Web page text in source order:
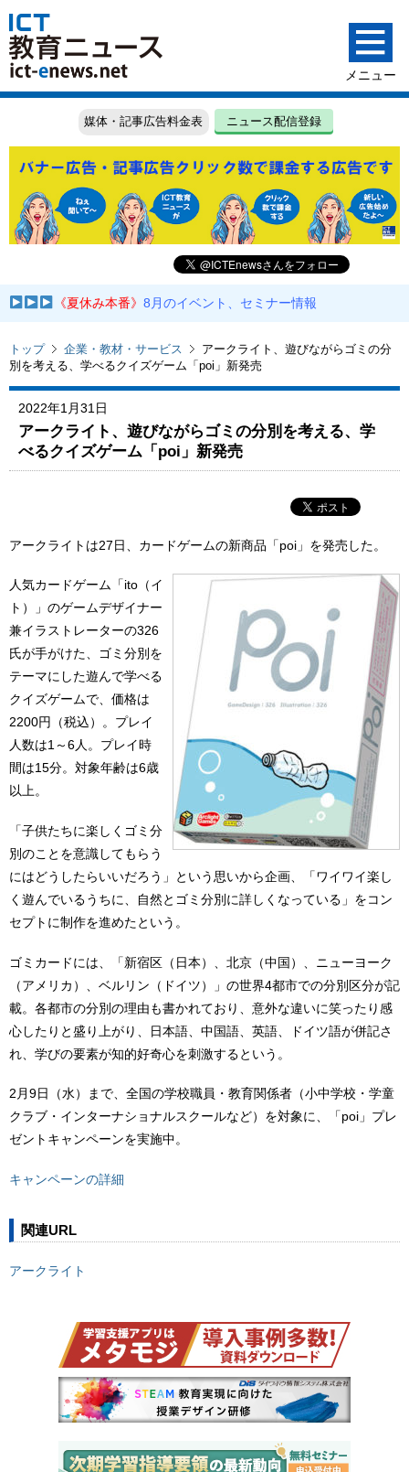
媒体・記事広告料金表 ニュース配信登録
《夏休み本番》8月のイベント、セミナー情報
トップ 企業・教材・サービス
アークライト、遊びながらゴミの分
別を考える、学べるクイズゲーム「poi」新発売
2022年1月31日
アークライト、遊びながらゴミの分別を考える、学
べるクイズゲーム「poi」新発売
アークライトは27日、カードゲームの新商品「poi」を発売した。
人気カードゲーム「ito（イ
ト）」のゲームデザイナー
兼イラストレーターの326
氏が手がけた、ゴミ分別を
テーマにした遊んで学べる
クイズゲームで、価格は
2200円（税込）。プレイ
人数は1～6人。プレイ時
間は15分。対象年齢は6歳
以上。
「子供たちに楽しくゴミ分
別のことを意識してもらう
にはどうしたらいいだろう」という思いから企画、「ワイワイ楽し
く遊んでいるうちに、自然とゴミ分別に詳しくなっている」をコン
セプトに制作を進めたという。
ゴミカードには、「新宿区（日本）、北京（中国）、ニューヨーク
（アメリカ）、ベルリン（ドイツ）」の世界4都市での分別区分が記
載。各都市の分別の理由も書かれており、意外な違いに笑ったり感
心したりと盛り上がり、日本語、中国語、英語、ドイツ語が併記さ
れ、学びの要素が知的好奇心を刺激するという。
2月9日（水）まで、全国の学校職員・教育関係者（小中学校・学童
クラブ・インターナショナルスクールなど）を対象に、「poi」プレ
ゼントキャンペーンを実施中。
キャンペーンの詳細
関連URL
アークライト